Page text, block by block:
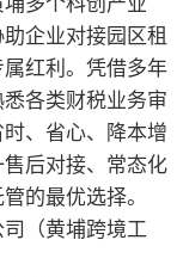
企业对接园区租
红利。凭借多年
各类财税业务审
、省心、降本增
后对接、常态化
的最优选择。
（黄埔跨境工